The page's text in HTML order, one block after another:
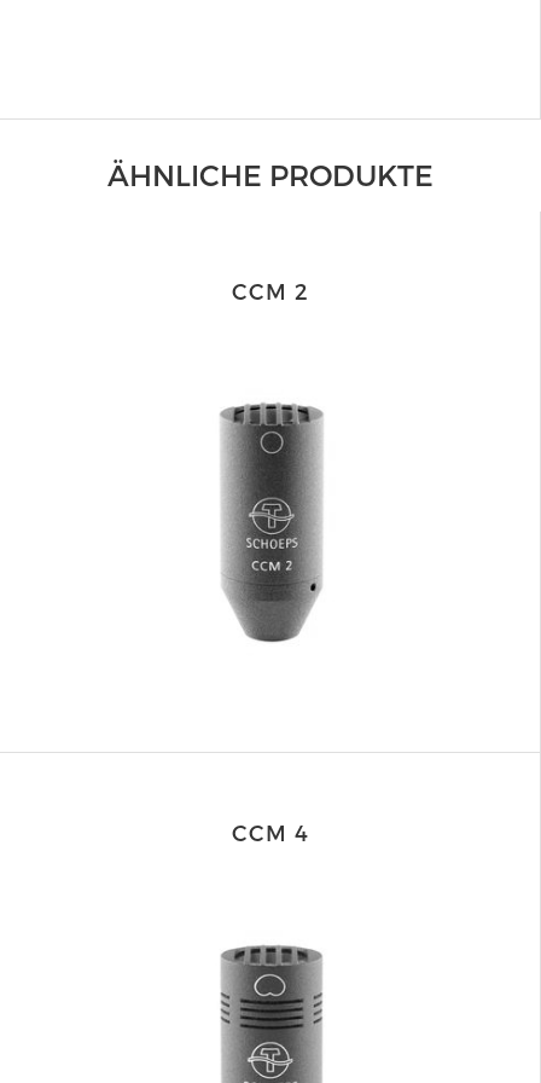
ÄHNLICHE PRODUKTE
CCM 2
CCM 4